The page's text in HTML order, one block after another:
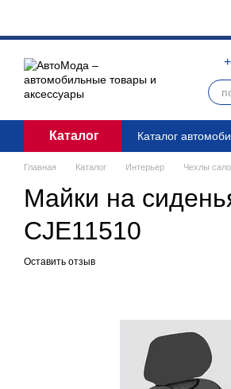
Каталог Каталог
Главная Каталог Интерьер Чехлы
Майки на
CJE11510
Оставить отзыв